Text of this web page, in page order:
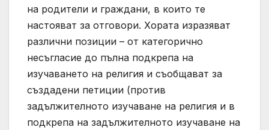
на родители и граждани, в които те
настояват за отговори. Хората изразяват
различни позиции – от категорично
несъгласие до пълна подкрепа на
изучаването на религия и съобщават за
създадени петиции (против
задължителното изучаване на религия и в
подкрепа на задължителното изучаване на